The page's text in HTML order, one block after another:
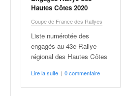
Hautes Côtes 2020
Coupe de France des Rallyes
Liste numérotée des
engagés au 43e Rallye
régional des Hautes Côtes
Lire la suite | 0 commentaire